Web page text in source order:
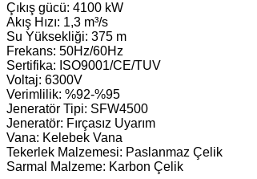
Hidroelektrik Enerji Sistemleri Francis
100KW 500KW 1MW 2MW Hidrolik
250 kW Hidroelektrik Santrali Hidrolik
Mikro Turgo Türbinli Mini Hidroelektrik
Forster Hidroelektrik Kaplan Türbin
320 kW Hidrolik Francis Su Türbinli
Çıkış gücü: 4100 kW
Akış Hızı: 1,3 m³/s
Su Yüksekliği: 375 m
Frekans: 50Hz/60Hz
Sertifika: ISO9001/CE/TUV
Voltaj: 6300V
Verimlilik: %92-%95
Jeneratör Tipi: SFW4500
Jeneratör: Fırçasız Uyarım
Vana: Kelebek Vana
Tekerlek Malzemesi: Paslanmaz Çelik
Sarmal Malzeme: Karbon Çelik